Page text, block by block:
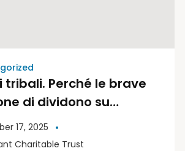
tribali. Perché le brave
di dividono su
e religione | Libri
17, 2025
Charitable Trust